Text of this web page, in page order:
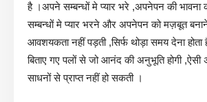
है ।अपने सम्बन्धों मे प्यार भरे ,अपनेपन की भावना
सम्बन्धों मे प्यार भरने और अपनेपन को मज़बूत
आवशयकता नहीं पड़ती ,सिर्फ थोड़ा समय देना
बिताए गए पलों से जो आनंद की अनुभूति होगी ,ऐसी
साधनों से प्राप्त नहीं हो सकती ।